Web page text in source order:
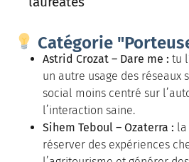
Catégorie
Astrid Crozat – Dare me : tu
un autre usage des réseaux
social moins centré sur
l’interaction saine.
Sihem Teboul – Ozaterra :
réserver des expériences